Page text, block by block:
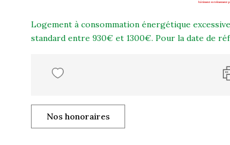
Logement à consommation énergétique
standard entre 930€ et 1300€. Pour la date de
Nos honoraires